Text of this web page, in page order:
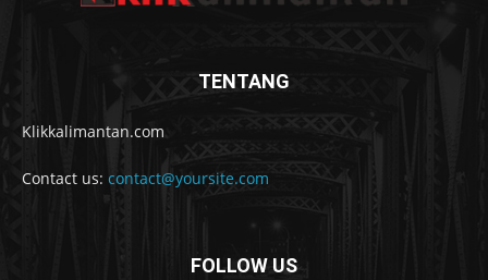
TENTANG
Klikkalimantan.com
Contact us: contact@yoursite.com
FOLLOW US